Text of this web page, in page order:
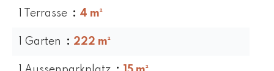
1 Terrasse 4 m²
1 Garten 222 m²